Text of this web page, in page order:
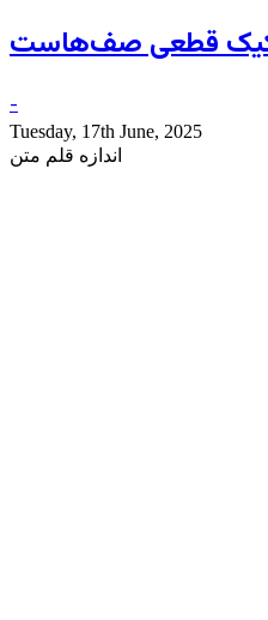
قطعی صف‌هاست
-
Tuesday, 17th June, 2025
اندازه قلم متن